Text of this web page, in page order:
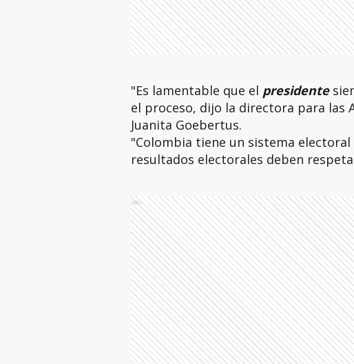
"Es lamentable que el presidente
el proceso, dijo la directora para las
Juanita Goebertus.
"Colombia tiene un sistema
resultados electorales deben
Ads